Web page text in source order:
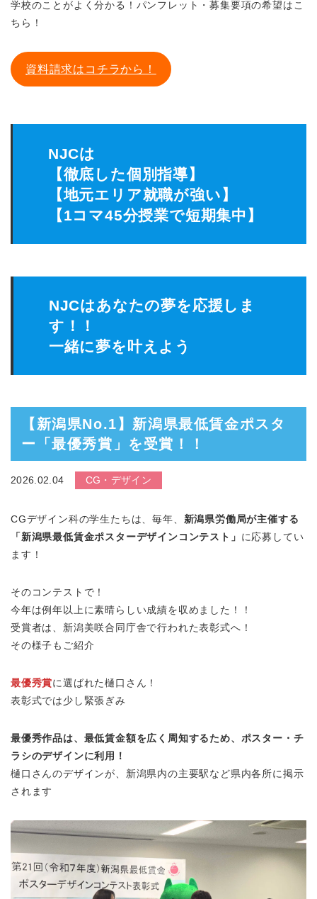
学校のことがよく分かる！パンフレット・募集要項の希望はこ
ちら！
資料請求はコチラから！
NJCは
【徹底した個別指導】
【地元エリア就職が強い】
【1コマ45分授業で短期集中】
NJCはあなたの夢を応援しま
す！！
一緒に夢を叶えよう
【新潟県No.1】新潟県最低賃金ポスタ
ー「最優秀賞」を受賞！！
2026.02.04 CG・デザイン
CGデザイン科の学生たちは、毎年、 新潟県労働局が主催する
「新潟県最低賃金ポスターデザインコンテスト」 に応募してい
ます！
そのコンテストで！
今年は例年以上に素晴らしい成績を収めました！！
受賞者は、新潟美咲合同庁舎で行われた表彰式へ！
その様子もご紹介
最優秀賞に選ばれた樋口さん！
表彰式では少し緊張ぎみ
最優秀作品は、最低賃金額を広く周知するため、ポスター・チ
ラシのデザインに利用！
樋口さんのデザインが、新潟県内の主要駅など県内各所に掲示
されます